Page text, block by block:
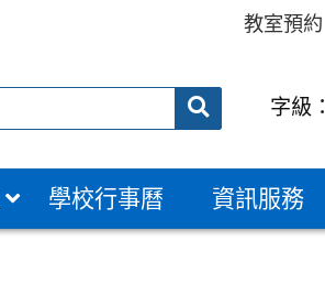
教室預約
送出 字級：
學校行事曆 資訊服務